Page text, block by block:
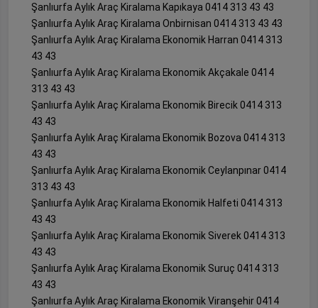
Şanlıurfa Aylık Araç Kiralama Kapıkaya 0414 313 43 43
Şanlıurfa Aylık Araç Kiralama Onbirnisan 0414 313 43 43
Şanlıurfa Aylık Araç Kiralama Ekonomik Harran 0414 313
43 43
Şanlıurfa Aylık Araç Kiralama Ekonomik Akçakale 0414
313 43 43
Şanlıurfa Aylık Araç Kiralama Ekonomik Birecik 0414 313
43 43
Şanlıurfa Aylık Araç Kiralama Ekonomik Bozova 0414 313
43 43
Şanlıurfa Aylık Araç Kiralama Ekonomik Ceylanpınar 0414
313 43 43
Şanlıurfa Aylık Araç Kiralama Ekonomik Halfeti 0414 313
43 43
Şanlıurfa Aylık Araç Kiralama Ekonomik Siverek 0414 313
43 43
Şanlıurfa Aylık Araç Kiralama Ekonomik Suruç 0414 313
43 43
Şanlıurfa Aylık Araç Kiralama Ekonomik Viranşehir 0414